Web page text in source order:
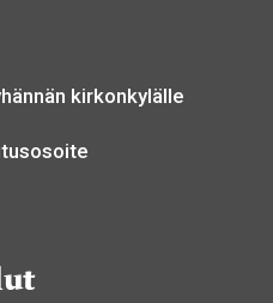
kirkonkylälle